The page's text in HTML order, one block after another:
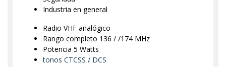
Industria en general
Radio VHF analógico
Rango completo 136 / /174 MHz
Potencia 5 Watts
tonos CTCSS / DCS